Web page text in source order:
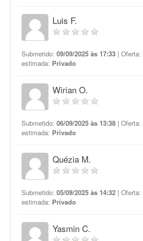
Luis F.
Submetido: 09/09/2025 às 17:33 | Oferta:
estimada: Privado
Wirian O.
Submetido: 06/09/2025 às 13:38 | Oferta:
estimada: Privado
Quézia M.
Submetido: 05/09/2025 às 14:32 | Oferta:
estimada: Privado
Yasmin C.